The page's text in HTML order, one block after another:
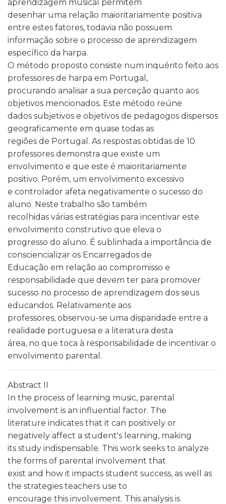
aprendizagem musical permitem
desenhar uma relação maioritariamente positiva
entre estes fatores, todavia não possuem
informação sobre o processo de aprendizagem
específico da harpa.
O método proposto consiste num inquérito feito aos
professores de harpa em Portugal,
procurando analisar a sua perceção quanto aos
objetivos mencionados. Este método reúne
dados subjetivos e objetivos de pedagogos dispersos
geograficamente em quase todas as
regiões de Portugal. As respostas obtidas de 10
professores demonstra que existe um
envolvimento e que este é maioritariamente
positivo. Porém, um envolvimento excessivo
e controlador afeta negativamente o sucesso do
aluno. Neste trabalho são também
recolhidas várias estratégias para incentivar este
envolvimento construtivo que eleva o
progresso do aluno. É sublinhada a importância de
consciencializar os Encarregados de
Educação em relação ao compromisso e
responsabilidade que devem ter para promover
sucesso no processo de aprendizagem dos seus
educandos. Relativamente aos
professores, observou-se uma disparidade entre a
realidade portuguesa e a literatura desta
área, no que toca à responsabilidade de incentivar o
envolvimento parental.
Abstract II
In the process of learning music, parental
involvement is an influential factor. The
literature indicates that it can positively or
negatively affect a student's learning, making
its study indispensable. This work seeks to analyze
the forms of parental involvement that
exist and how it impacts student success, as well as
the strategies teachers use to
encourage this involvement. This analysis is